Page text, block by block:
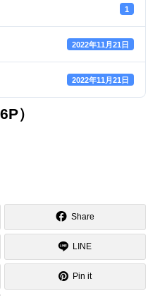
1
2022年11月21日
2022年11月21日
）
Share
LINE
Pin it